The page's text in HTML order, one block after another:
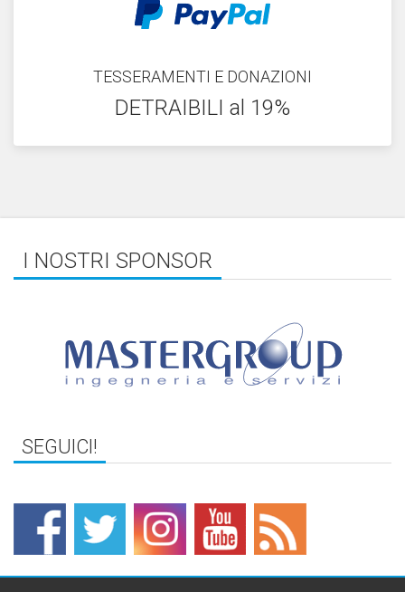
TESSERAMENTI E DONAZIONI
DETRAIBILI al 19%
I NOSTRI SPONSOR